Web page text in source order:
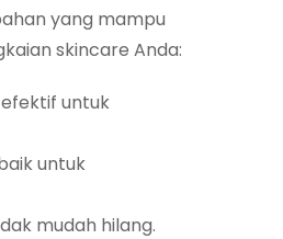
yang mampu
skincare Anda:
untuk
untuk
mudah hilang.